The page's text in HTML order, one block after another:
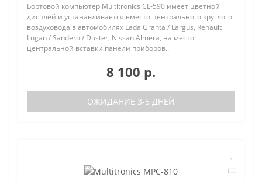
Бортовой компьютер Multitronics CL-590 имеет цветной
дисплей и устанавливается вместо центрального круглого
воздуховода в автомобилях Lada Granta / Largus, Renault
Logan / Sandero / Duster, Nissan Almera, на место
центральной вставки панели приборов..
8 100 р.
ОЖИДАНИЕ 3-5 ДНЕЙ